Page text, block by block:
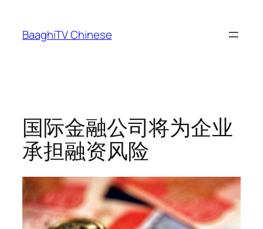
content
BaaghiTV Chinese
国际金融公司将为企业
承担融资风险